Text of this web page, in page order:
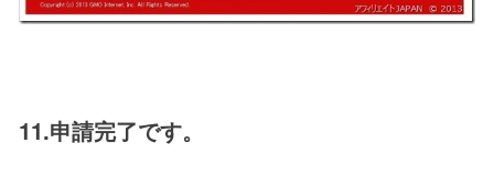
11.申請完了です。